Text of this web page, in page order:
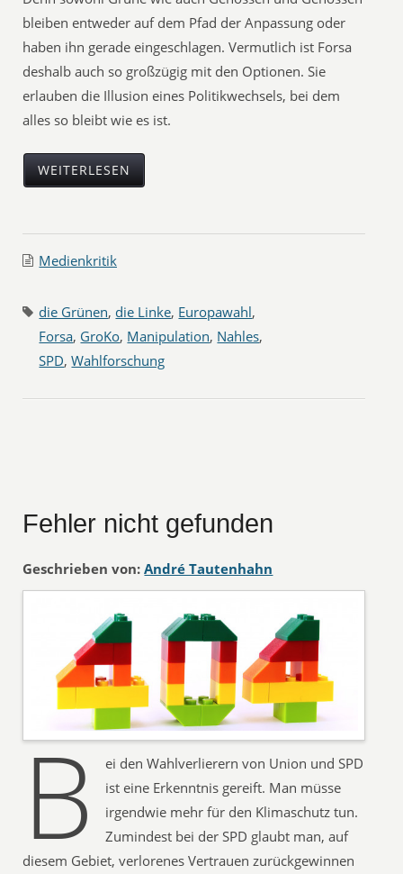
bleiben entweder auf dem Pfad der Anpassung oder
haben ihn gerade eingeschlagen. Vermutlich ist Forsa
deshalb auch so großzügig mit den Optionen. Sie
erlauben die Illusion eines Politikwechsels, bei dem
alles so bleibt wie es ist.
WEITERLESEN
Medienkritik
die Grünen, die Linke, Europawahl,
Forsa, GroKo, Manipulation, Nahles,
SPD,Wahlforschung
Fehler nicht gefunden
Geschrieben von: André Tautenhahn
B
ei den Wahlverlierern von Union und SPD
ist eine Erkenntnis gereift. Man müsse
irgendwie mehr für den Klimaschutz tun.
Zumindest bei der SPD glaubt man, auf
diesem Gebiet, verlorenes Vertrauen zurückgewinnen